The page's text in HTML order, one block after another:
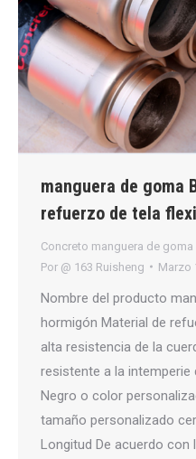
manguera de goma
refuerzo de tela
Concreto manguera de
Por @ 163 Ruisheng Marzo
Nombre del producto
hormigón Material de
alta resistencia de la
resistente a la
Negro o color
tamaño personalizado
Longitud De acuerdo con